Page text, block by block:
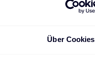
Über Cookies